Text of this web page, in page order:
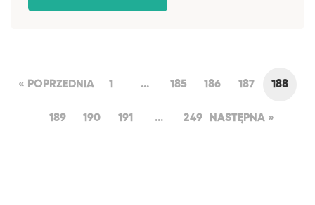
« POPRZEDNIA 1 ... 185 186 187 188
189 190 191 ... 249 NASTĘPNA »